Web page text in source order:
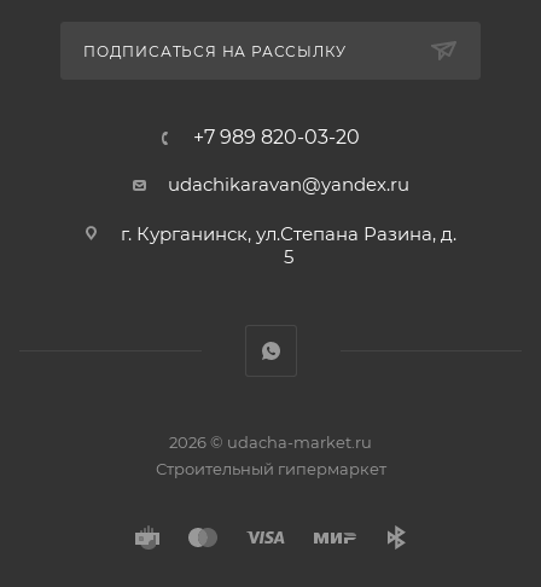
ПОДПИСАТЬСЯ НА РАССЫЛКУ
+7 989 820-03-20
udachikaravan@yandex.ru
г. Курганинск, ул.Степана Разина, д.
5
2026 © udacha-market.ru
Строительный гипермаркет